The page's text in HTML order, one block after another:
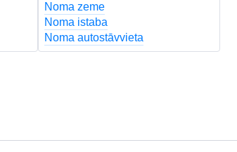
Noma zeme
Noma istaba
Noma autostāvvieta